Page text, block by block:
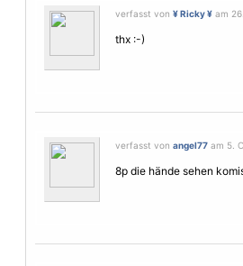
verfasst von ¥ Ricky ¥ am
thx :-)
verfasst von angel77 am 5.
8p die hände sehen